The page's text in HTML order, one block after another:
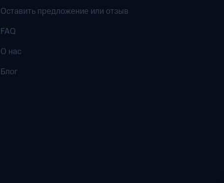
Оставить предложение или отзыв
FAQ
О нас
Блог